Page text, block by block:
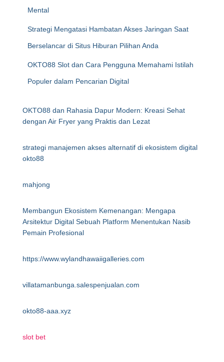
Mental
Strategi Mengatasi Hambatan Akses Jaringan Saat
Berselancar di Situs Hiburan Pilihan Anda
OKTO88 Slot dan Cara Pengguna Memahami Istilah
Populer dalam Pencarian Digital
OKTO88 dan Rahasia Dapur Modern: Kreasi Sehat
dengan Air Fryer yang Praktis dan Lezat
strategi manajemen akses alternatif di ekosistem digital
okto88
mahjong
Membangun Ekosistem Kemenangan: Mengapa
Arsitektur Digital Sebuah Platform Menentukan Nasib
Pemain Profesional
https://www.wylandhawaiigalleries.com
villatamanbunga.salespenjualan.com
okto88-aaa.xyz
slot bet